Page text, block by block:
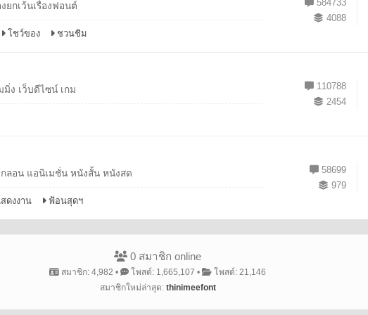
ยกเว้นเรื่องฟอนต์
โชว์ของ ชวนชิม
584733
4088
มิ่ง เว็บดีไซน์ เกม
110788
2454
ลอน แอนิเมชั่น หนังสั้น หนังสด
ดงงาน ฟ้อนสุดฯ
58699
979
0 สมาชิก online
สมาชิก: 4,982 • โพสต์: 1,665,107 •
โพสต์: 21,146
สมาชิกใหม่ล่าสุด: thinimeefont